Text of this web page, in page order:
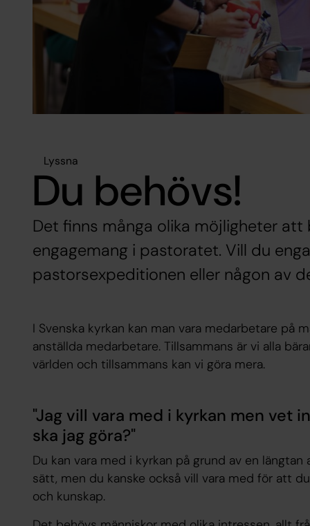
Lyssna
Du behövs!
Det finns många olika möjligheter
engagemang i pastoratet. Vill du
pastorsexpeditionen eller någon av
I Svenska kyrkan kan man vara medarbetare på
anställda medarbetare. Tillsammans är vi alla
världen och tillsammans kan vi göra mera.
"Jag vill vara med i kyrkan men vet
ska jag göra?"
Du kan vara med i kyrkan på grund av en
sätt, men du kanske också vill vara med för att
och kunskap.